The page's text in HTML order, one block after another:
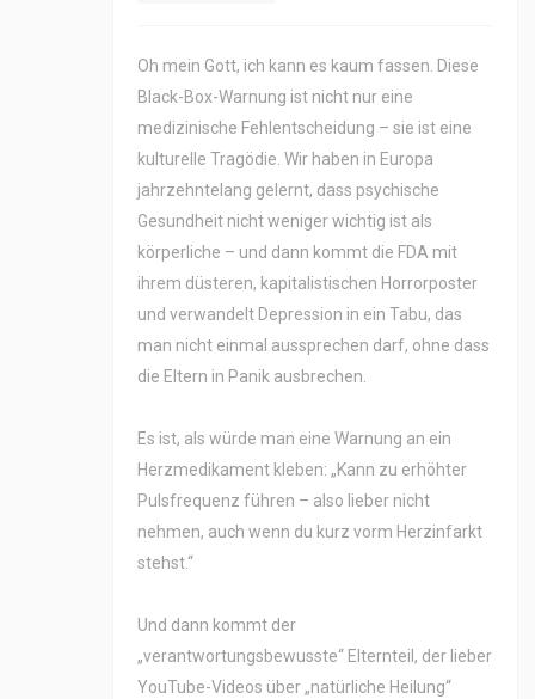
Oh mein Gott, ich kann es kaum fassen. Diese
Black-Box-Warnung ist nicht nur eine
medizinische Fehlentscheidung – sie ist eine
kulturelle Tragödie. Wir haben in Europa
jahrzehntelang gelernt, dass psychische
Gesundheit nicht weniger wichtig ist als
körperliche – und dann kommt die FDA mit
ihrem düsteren, kapitalistischen Horrorposter
und verwandelt Depression in ein Tabu, das
man nicht einmal aussprechen darf, ohne dass
die Eltern in Panik ausbrechen.
Es ist, als würde man eine Warnung an ein
Herzmedikament kleben: „Kann zu erhöhter
Pulsfrequenz führen – also lieber nicht
nehmen, auch wenn du kurz vorm Herzinfarkt
stehst.“
Und dann kommt der
„verantwortungsbewusste“ Elternteil, der lieber
YouTube-Videos über „natürliche Heilung“